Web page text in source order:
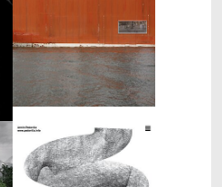
Show larger version